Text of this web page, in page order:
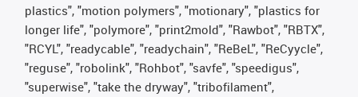
plastics", "motion polymers", "motionary", "plastics for
longer life", "polymore", "print2mold", "Rawbot", "RBTX",
"RCYL", "readycable", "readychain", "ReBeL", "ReCyycle",
"reguse", "robolink", "Rohbot", "savfe", "speedigus",
"superwise", "take the dryway", "tribofilament",